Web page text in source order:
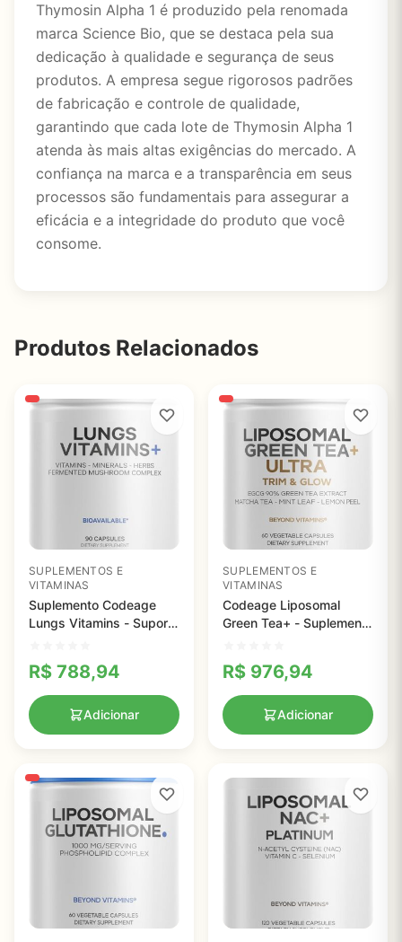
Thymosin Alpha 1 é produzido pela renomada
marca Science Bio, que se destaca pela sua
dedicação à qualidade e segurança de seus
produtos. A empresa segue rigorosos padrões
de fabricação e controle de qualidade,
garantindo que cada lote de Thymosin Alpha 1
atenda às mais altas exigências do mercado. A
confiança na marca e a transparência em seus
processos são fundamentais para assegurar a
eficácia e a integridade do produto que você
consome.
Produtos Relacionados
SUPLEMENTOS E
VITAMINAS
Suplemento Codeage
Lungs Vitamins - Suporte
Orgânicas
R$ 788,94
Adicionar
SUPLEMENTOS E
VITAMINAS
Codeage Liposomal
Green Tea+ - Suplemento
R$ 976,94
Adicionar